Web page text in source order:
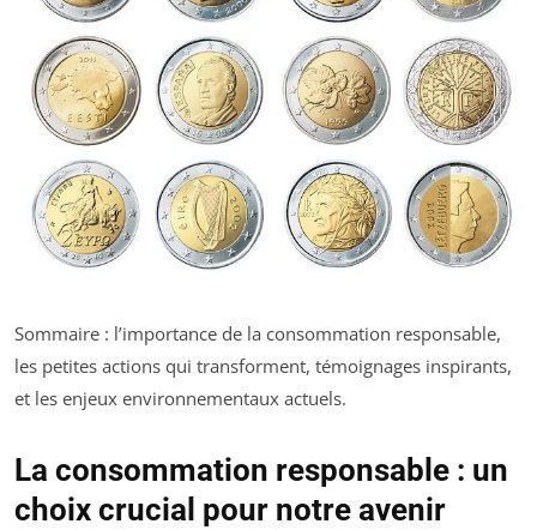
Sommaire : l’importance de la consommation responsable,
les petites actions qui transforment, témoignages inspirants,
et les enjeux environnementaux actuels.
La consommation responsable : un
choix crucial pour notre avenir